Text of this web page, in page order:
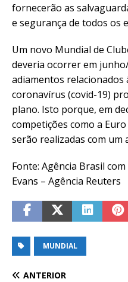
fornecerão as
e segurança de todos os
Um novo Mundial de
deveria ocorrer em
adiamentos relacionados
coronavírus (covid-19)
plano. Isto porque, em
competições como a
serão realizadas com um
Fonte: Agência Brasil
Evans – Agência Reuters
MUNDIAL
ANTERIOR